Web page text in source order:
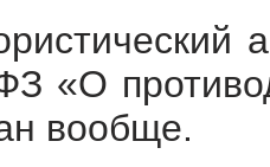
«О
вообще.